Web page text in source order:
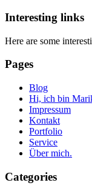
Interesting links
Here are some
Pages
Blog
Hi, ich bin
Impressum
Kontakt
Portfolio
Service
Über mich.
Categories